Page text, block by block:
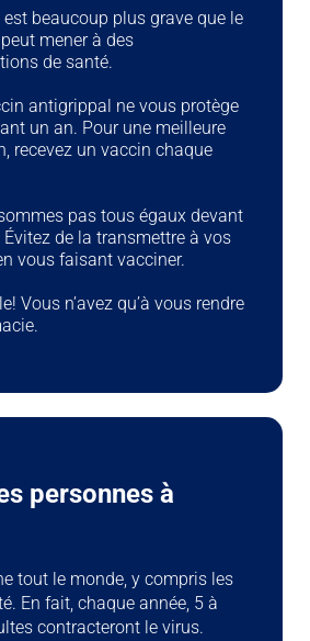
est beaucoup plus grave que le
mener à des
de santé.
antigrippal ne vous protège
un an. Pour une meilleure
recevez un vaccin chaque
pas tous égaux devant
Évitez de la transmettre à vos
vous faisant vacciner.
Vous n’avez qu’à vous rendre
personnes à
tout le monde, y compris les
En fait, chaque année, 5 à
contracteront le virus.